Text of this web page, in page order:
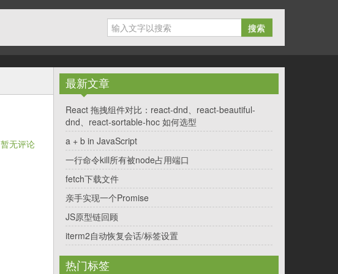
搜索
暂无评论
最新文章
React 拖拽组件对比：react-dnd、react-beautiful-
dnd、react-sortable-hoc 如何选型
a + b in JavaScript
一行命令kill所有被node占用端口
fetch下载文件
亲手实现一个Promise
JS原型链回顾
iterm2自动恢复会话/标签设置
热门标签